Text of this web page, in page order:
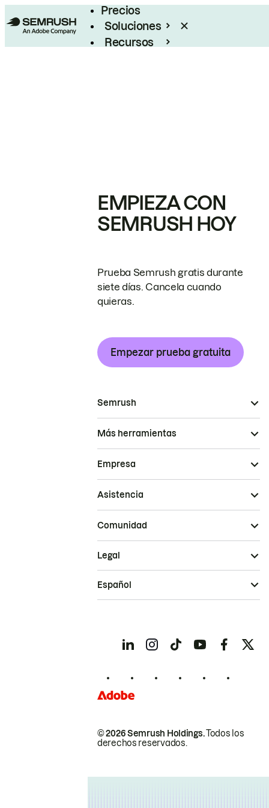
Precios
Soluciones
Recursos
EMPIEZA CON
SEMRUSH HOY
Prueba Semrush gratis durante
siete días. Cancela cuando
quieras.
Empezar prueba gratuita
Semrush
Más herramientas
Empresa
Asistencia
Comunidad
© 2026 Semrush Holdings.Todos los
derechos reservados.
Legal
Español